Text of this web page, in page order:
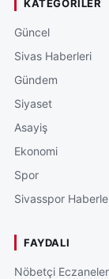
KATEGORILER
Güncel
Sivas Haberleri
Gündem
Siyaset
Asayiş
Ekonomi
Spor
Sivasspor
FAYDALI
Nöbetçi Eczaneler